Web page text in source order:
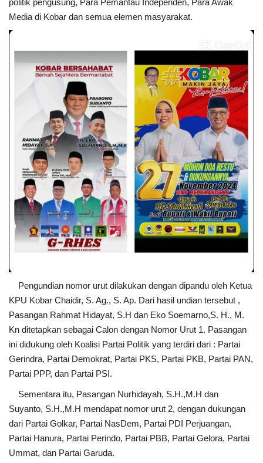
politik pengusung, Para Pemantau Independen, Para Awak
Media di Kobar dan semua elemen masyarakat.
Pengundian nomor urut dilakukan dengan dipandu oleh Ketua
KPU Kobar Chaidir, S. Ag., S. Ap. Dari hasil undian tersebut ,
Pasangan Rahmat Hidayat, S.H dan Eko Soemarno,S. H., M.
Kn ditetapkan sebagai Calon dengan Nomor Urut 1. Pasangan
ini didukung oleh Koalisi Partai Politik yang terdiri dari : Partai
Gerindra, Partai Demokrat, Partai PKS, Partai PKB, Partai PAN,
Partai PPP, dan Partai PSI.
Sementara itu, Pasangan Nurhidayah, S.H.,M.H dan
Suyanto, S.H.,M.H mendapat nomor urut 2, dengan dukungan
dari Partai Golkar, Partai NasDem, Partai PDI Perjuangan,
Partai Hanura, Partai Perindo, Partai PBB, Partai Gelora, Partai
Ummat, dan Partai Garuda.